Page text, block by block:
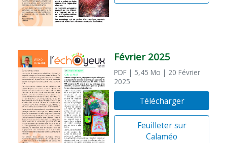
Février 2025
PDF | 5,45 Mo | 20 Février
2025
Télécharger
Feuilleter sur
Calaméo